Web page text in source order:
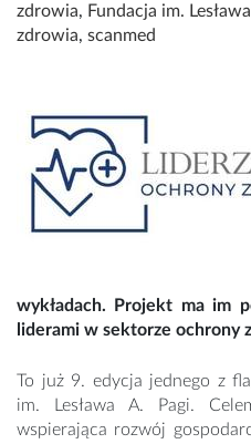
zdrowia, Fundacja im.
zdrowia, scanmed
wykładach. Projekt ma im
liderami w sektorze ochrony
To już 9. edycja jednego z
im. Lesława A. Pagi.
wspierająca rozwój